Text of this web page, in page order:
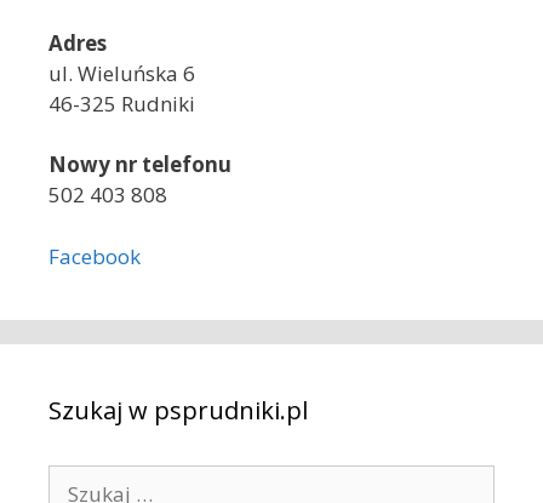
Adres
ul. Wieluńska 6
46-325 Rudniki
Nowy nr telefonu
502 403 808
Facebook
Szukaj w psprudniki.pl